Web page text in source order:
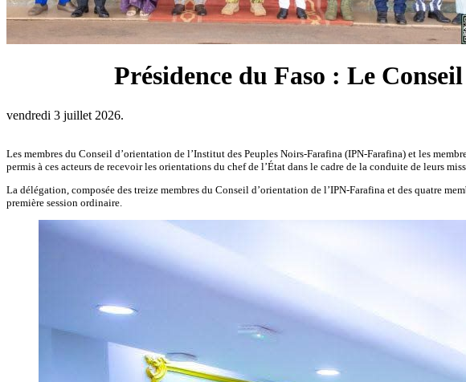
Présidence du Faso : Le
vendredi 3 juillet 2026.
Les membres du Conseil d’orientation de l’Institut des Peuples Noirs-Farafina (IPN-Farafina) et les
permis à ces acteurs de recevoir les orientations du chef de l’État dans le cadre de la conduite de leurs
La délégation, composée des treize membres du Conseil d’orientation de l’IPN-Farafina et des quatre
première session ordinaire.